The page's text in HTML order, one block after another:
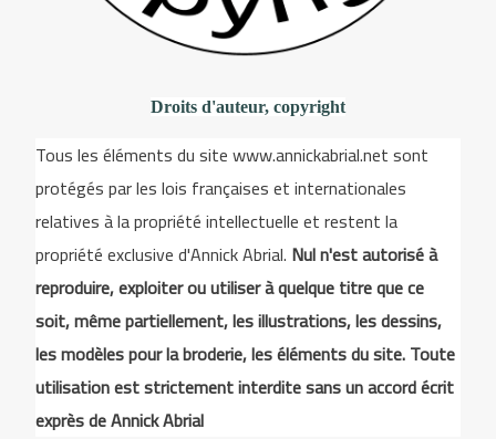
Droits d'auteur, copyright
Tous les éléments du site www.annickabrial.net sont
protégés par les lois françaises et internationales
relatives à la propriété intellectuelle et restent la
propriété exclusive d'Annick Abrial. Nul n'est autorisé à
reproduire, exploiter ou utiliser à quelque titre que ce
soit, même partiellement, les illustrations, les dessins,
les modèles pour la broderie, les éléments du site. Toute
utilisation est strictement interdite sans un accord écrit
exprès de Annick Abrial